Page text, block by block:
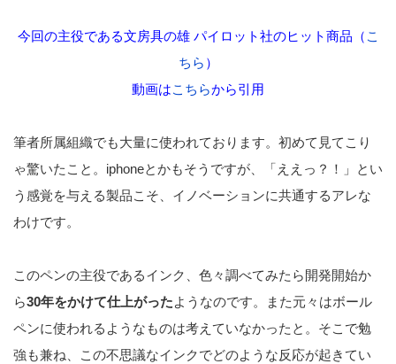
今回の主役である文房具の雄 パイロット社のヒット商品（ こ
ちら ）
動画はこちらから引用
筆者所属組織でも大量に使われております。初めて見てこり
ゃ驚いたこと。iphoneとかもそうですが、「ええっ？！」とい
う感覚を与える製品こそ、イノベーションに共通するアレな
わけです。
このペンの主役であるインク、色々調べてみたら開発開始か
ら30年をかけて仕上がったようなのです。また元々はボール
ペンに使われるようなものは考えていなかったと。そこで勉
強も兼ね、この不思議なインクでどのような反応が起きてい